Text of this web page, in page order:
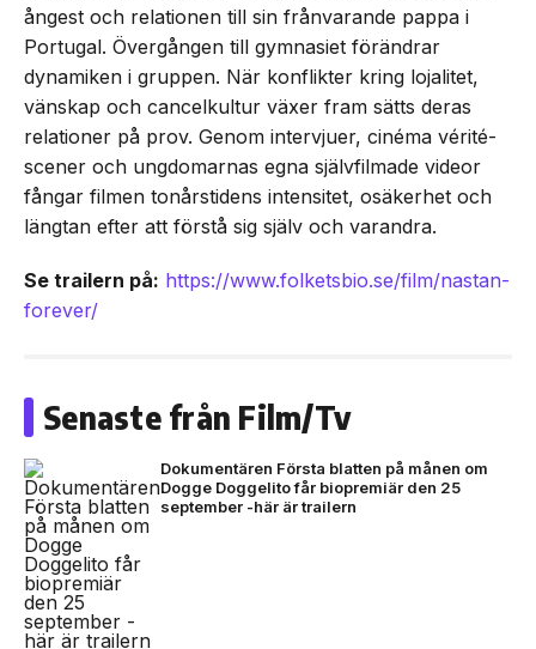
ångest och relationen till sin frånvarande pappa i
Portugal. Övergången till gymnasiet förändrar
dynamiken i gruppen. När konflikter kring lojalitet,
vänskap och cancelkultur växer fram sätts deras
relationer på prov. Genom intervjuer, cinéma vérité-
scener och ungdomarnas egna självfilmade videor
fångar filmen tonårstidens intensitet, osäkerhet och
längtan efter att förstå sig själv och varandra.
Se trailern på: https://www.folketsbio.se/film/nastan-
forever/
Senaste från Film/Tv
Dokumentären Första blatten på månen om
Dogge Doggelito får biopremiär den 25
september -här är trailern